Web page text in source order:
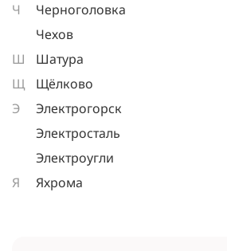
Ч
Черноголовка
Чехов
Ш
Шатура
Щ
Щёлково
Э
Электрогорск
Электросталь
Электроугли
Я
Яхрома